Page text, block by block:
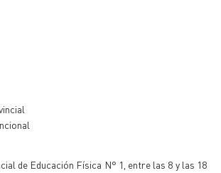
de Educación Física N° 1, entre las 8 y las 18